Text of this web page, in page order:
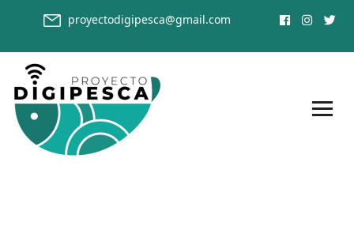
proyectodigipesca@gmail.com